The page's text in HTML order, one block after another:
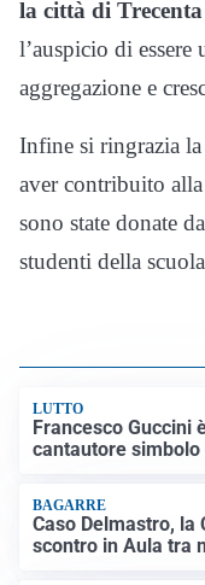
la città di
l’auspicio di
aggregazione e
Infine si ringrazia la
aver contribuito alla
sono state donate
studenti della
LUTTO
Francesco Guccini
cantautore
BAGARRE
Caso Delmastro, la
scontro in Aula tra